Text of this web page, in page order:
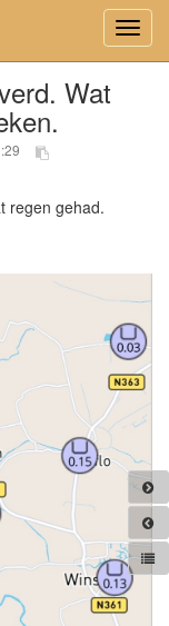
Wat
regen gehad.